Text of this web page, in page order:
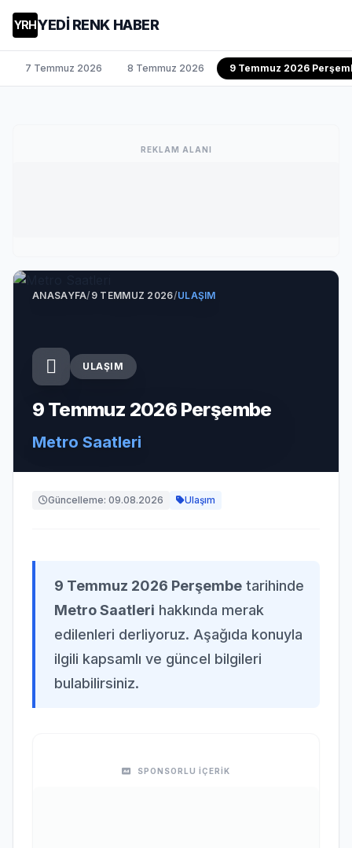
YRHYEDİ RENK HABER
7 Temmuz 2026 8 Temmuz 2026 9 Temmuz 2026
REKLAM ALANI
ANASAYFA/9 TEMMUZ 2026/ULAŞIM
ULAŞIM
9 Temmuz 2026 Perşembe
Metro Saatleri
Güncelleme: 09.08.2026 Ulaşım
9 Temmuz 2026 Perşembe tarihinde
Metro Saatleri hakkında merak
edilenleri derliyoruz. Aşağıda konuyla
ilgili kapsamlı ve güncel bilgileri
bulabilirsiniz.
SPONSORLU İÇERİK